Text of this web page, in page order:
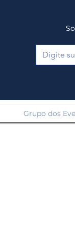
Grupo dos